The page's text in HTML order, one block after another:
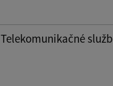
Telekomunikačné